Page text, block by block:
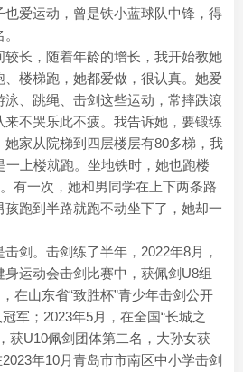
爱运动，曾是铁小蓝球队中锋，得
较长，随着年龄的增长，我开始教她
楼梯跑，她都爱做，很认真。她爱
、跳绳、击剑这些运动，常摔跌滾
不哭乐此不疲。我告诉她，要锻练
家从院梯到四层楼层有80多梯，我
一上楼就跑。坐地铁时，她也跑楼
有一次，她和男同学在上下两条路
跑到半路就跑不动坐下了，她却一
剑。击剑练了半年，2022年8月，
运动会击剑比赛中，获佩剑U8组
在山东省“致胜杯”青少年击剑公开
军；2023年5月，在全国“长城之
获U10佩剑团体第二名，大孙女获
年10月青岛市市南区中小学击剑